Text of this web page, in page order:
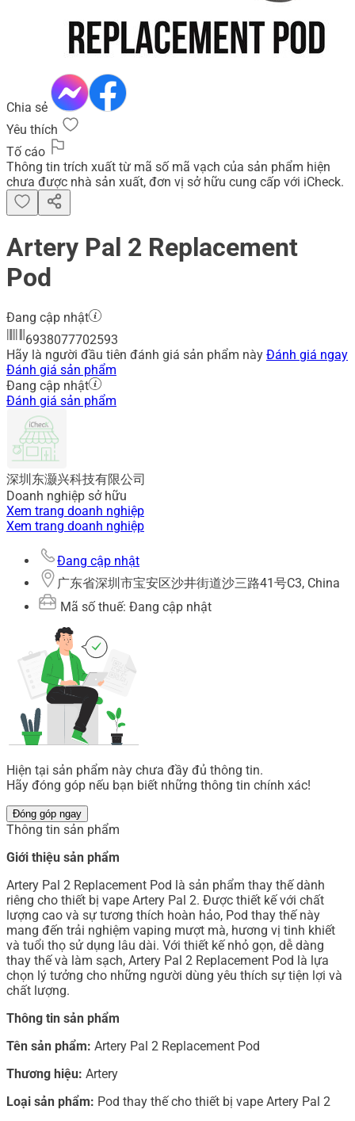
Chia sẻ
Yêu thích
Tố cáo
Thông tin trích xuất từ mã số mã vạch của sản phẩm hiện
chưa được nhà sản xuất, đơn vị sở hữu cung cấp với iCheck.
Artery Pal 2 Replacement
Pod
Đang cập nhật
6938077702593
Hãy là người đầu tiên đánh giá sản phẩm này Đánh giá ngay
Đánh giá sản phẩm
Đang cập nhật
Đánh giá sản phẩm
深圳东灏兴科技有限公司
Doanh nghiệp sở hữu
Xem trang doanh nghiệp
Xem trang doanh nghiệp
Đang cập nhật
广东省深圳市宝安区沙井街道沙三路41号C3, China
Mã số thuế: Đang cập nhật
Hiện tại sản phẩm này chưa đầy đủ thông tin.
Hãy đóng góp nếu bạn biết những thông tin chính xác!
Đóng góp ngay
Thông tin sản phẩm
Giới thiệu sản phẩm
Artery Pal 2 Replacement Pod là sản phẩm thay thế dành
riêng cho thiết bị vape Artery Pal 2. Được thiết kế với chất
lượng cao và sự tương thích hoàn hảo, Pod thay thế này
mang đến trải nghiệm vaping mượt mà, hương vị tinh khiết
và tuổi thọ sử dụng lâu dài. Với thiết kế nhỏ gọn, dễ dàng
thay thế và làm sạch, Artery Pal 2 Replacement Pod là lựa
chọn lý tưởng cho những người dùng yêu thích sự tiện lợi và
chất lượng.
Thông tin sản phẩm
Tên sản phẩm: Artery Pal 2 Replacement Pod
Thương hiệu: Artery
Loại sản phẩm: Pod thay thế cho thiết bị vape Artery Pal 2